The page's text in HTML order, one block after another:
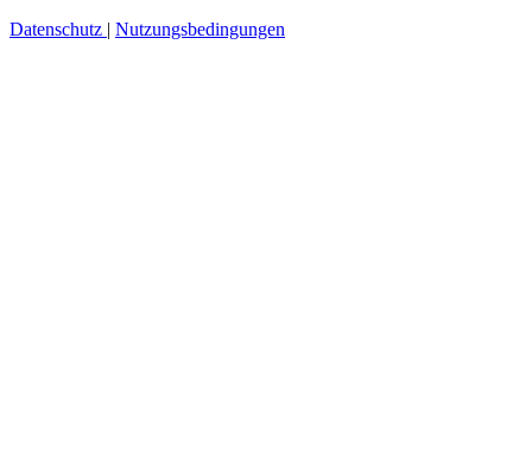
Datenschutz | Nutzungsbedingungen